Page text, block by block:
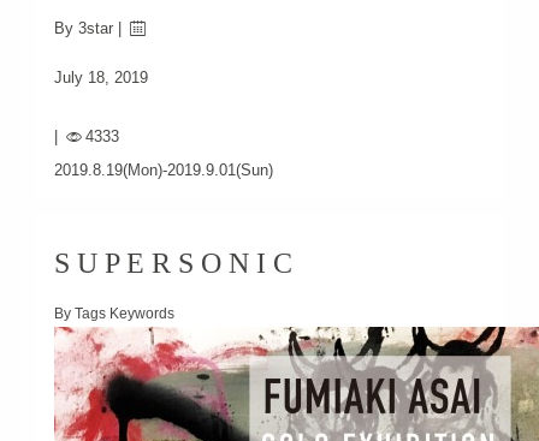
By 3star |
July 18, 2019
4333
2019.8.19(Mon)-2019.9.01(Sun)
S U P E R S O N I C
By Tags Keywords